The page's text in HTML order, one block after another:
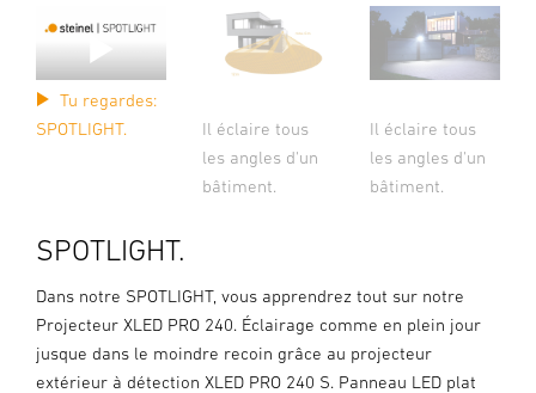
Tu regardes:
SPOTLIGHT.
Il éclaire tous
les angles d'un
bâtiment.
Il éclaire tous
les angles d'un
bâtiment.
SPOTLIGHT.
Dans notre SPOTLIGHT, vous apprendrez tout sur notre
Projecteur XLED PRO 240. Éclairage comme en plein jour
jusque dans le moindre recoin grâce au projecteur
extérieur à détection XLED PRO 240 S. Panneau LED plat